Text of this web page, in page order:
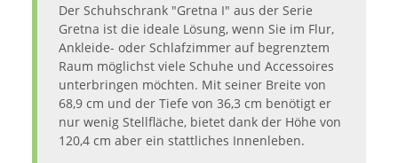
Der Schuhschrank "Gretna I" aus der Serie
Gretna ist die ideale Lösung, wenn Sie im Flur,
Ankleide- oder Schlafzimmer auf begrenztem
Raum möglichst viele Schuhe und Accessoires
unterbringen möchten. Mit seiner Breite von
68,9 cm und der Tiefe von 36,3 cm benötigt er
nur wenig Stellfläche, bietet dank der Höhe von
120,4 cm aber ein stattliches Innenleben.